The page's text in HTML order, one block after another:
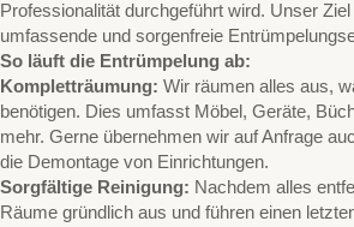
Professionalität durchgeführt wird. Unser
umfassende und sorgenfreie
So läuft die Entrümpelung ab:
Kompletträumung: Wir räumen alles aus,
benötigen. Dies umfasst Möbel, Geräte,
mehr. Gerne übernehmen wir auf Anfrage
die Demontage von Einrichtungen.
Sorgfältige Reinigung: Nachdem alles
Räume gründlich aus und führen einen